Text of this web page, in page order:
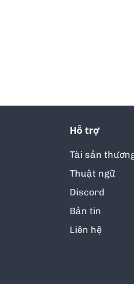
Hỗ trợ
Tài sản
Thuật ngữ
Discord
Bản tin
Liên hệ